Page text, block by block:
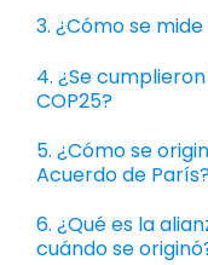
3. ¿Cómo se
4. ¿Se
COP25?
5. ¿Cómo se
Acuerdo de
6. ¿Qué es la
cuándo se